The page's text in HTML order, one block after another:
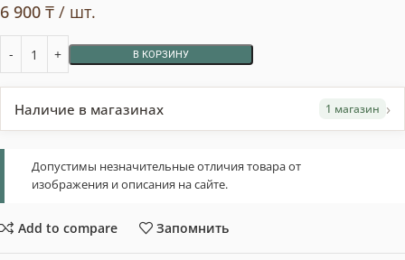
6 900 ₸ / шт.
В КОРЗИНУ
Наличие в магазинах 1 магазин ›
Допустимы незначительные отличия товара от
изображения и описания на сайте.
Add to compare Запомнить